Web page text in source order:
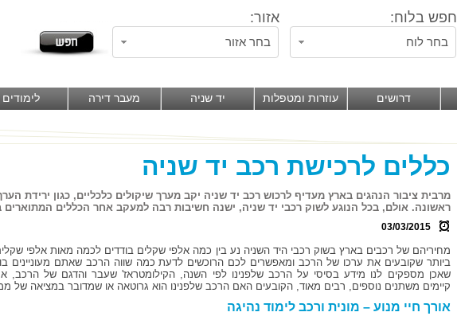
חפש בלוח: אזור:
בחר לוח בחר אזור
דרושים עוזרות ומטפלות יד שניה מעבר דירה לימודים
כללים לרכישת רכב יד שניה
מרבית ציבור הנהגים בארץ מעדיף לרכוש רכב יד שניה יקב מערך שיקולים כלכליים, כגון ירידת
ראשונה. אולם, בכל הנוגע לשוק רכבי יד שניה, ישנה חשיבות רבה למעקב אחר הכללים
03/03/2015
מחיריהם של רכבים בארץ בשוק רכבי היד השניה נע בין כמה אלפי שקלים בודדים לכמה מאות אלפי
ביותר שקובעים את ערכו של הרכב ומאפשרים לכם הרוכשים לדעת כמה שווה הרכב שאתם מעוניינים
שאכן מספקים לנו מידע בסיסי על הרכב שלפנינו לפי השנה, הקילומטראז' שעבר והדגם של הרכב,
קיימים משתנים נוספים, רבים מאוד, הקובעים האם הרכב שלפנינו הוא גרוטאה או שמדובר במציאה של
אורך חיי מנוע – מונית ורכב לימוד נהיגה